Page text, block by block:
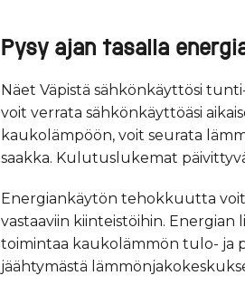
Pysy ajan tasalla
Näet Väpistä sähkönkäyttösi
voit verrata sähkönkäyttöäsi
kaukolämpöön, voit seurata
saakka. Kulutuslukemat
Energiankäytön tehokkuutta voit
vastaaviin kiinteistöihin.
toimintaa kaukolämmön tulo- ja
jäähtymästä